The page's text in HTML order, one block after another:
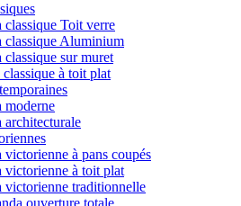
classique Toit verre
classique Aluminium
classique sur muret
classique à toit plat
moderne
architecturale
victorienne à pans coupés
victorienne à toit plat
victorienne traditionnelle
ouverture totale